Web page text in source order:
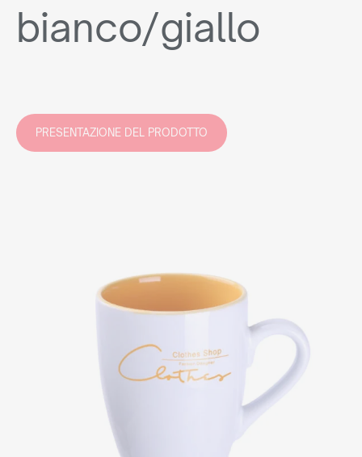
bianco/giallo
PRESENTAZIONE DEL PRODOTTO